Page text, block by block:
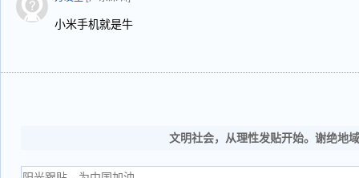
小米手机就是牛
文明社会，从理性发贴开始。谢绝地